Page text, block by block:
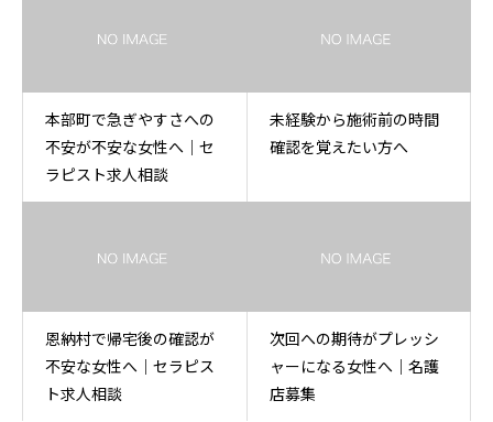
本部町で急ぎやすさへの
不安が不安な女性へ｜セ
ラピスト求人相談
未経験から施術前の時間
確認を覚えたい方へ
恩納村で帰宅後の確認が
不安な女性へ｜セラピス
ト求人相談
次回への期待がプレッシ
ャーになる女性へ｜名護
店募集